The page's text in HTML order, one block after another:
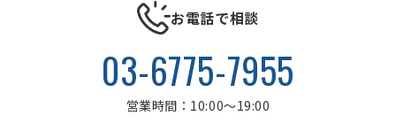
お電話で相談
03-6775-7955
営業時間：10:00～19:00